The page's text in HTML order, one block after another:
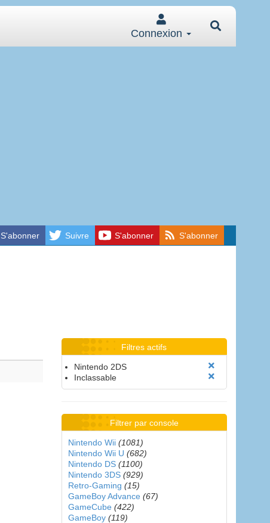
Connexion
S'abonner Suivre S'abonner S'abonner
Filtres actifs
Nintendo 2DS
Inclassable
Filtrer par console
Nintendo Wii (1081)
Nintendo Wii U (682)
Nintendo DS (1100)
Nintendo 3DS (929)
Retro-Gaming (15)
GameBoy Advance (67)
GameCube (422)
GameBoy (119)